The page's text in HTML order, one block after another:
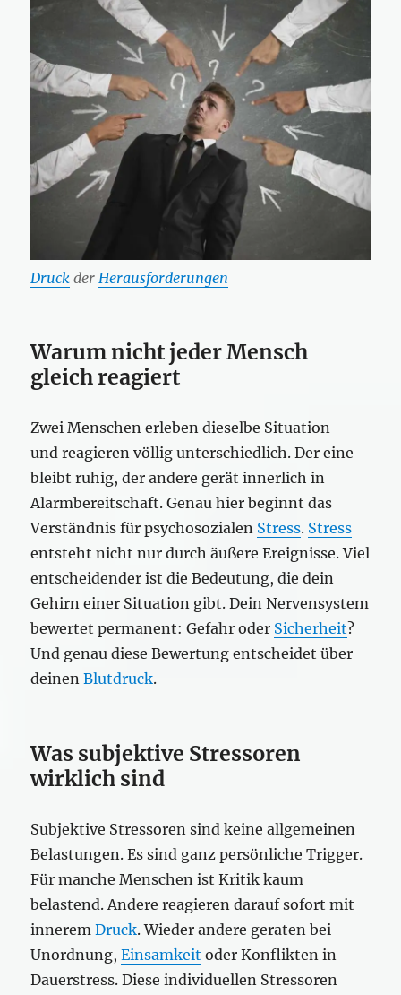
Druck derHerausforderungen
Warum nicht jeder Mensch
gleich reagiert
Zwei Menschen erleben dieselbe Situation –
und reagieren völlig unterschiedlich. Der eine
bleibt ruhig, der andere gerät innerlich in
Alarmbereitschaft. Genau hier beginnt das
Verständnis für psychosozialen Stress. Stress
entsteht nicht nur durch äußere Ereignisse. Viel
entscheidender ist die Bedeutung, die dein
Gehirn einer Situation gibt. Dein Nervensystem
bewertet permanent: Gefahr oder Sicherheit?
Und genau diese Bewertung entscheidet über
deinenBlutdruck.
Was subjektive Stressoren
wirklich sind
Subjektive Stressoren sind keine allgemeinen
Belastungen. Es sind ganz persönliche Trigger.
Für manche Menschen ist Kritik kaum
belastend. Andere reagieren darauf sofort mit
inneremDruck. Wieder andere geraten bei
Unordnung,Einsamkeit oder Konflikten in
Dauerstress. Diese individuellen Stressoren